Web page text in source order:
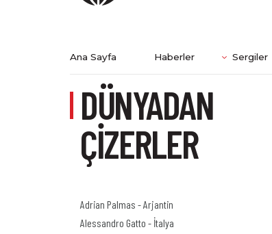
Ana Sayfa Haberler Sergiler
DÜNYADAN
ÇİZERLER
Adrian Palmas - Arjantin
Alessandro Gatto - İtalya